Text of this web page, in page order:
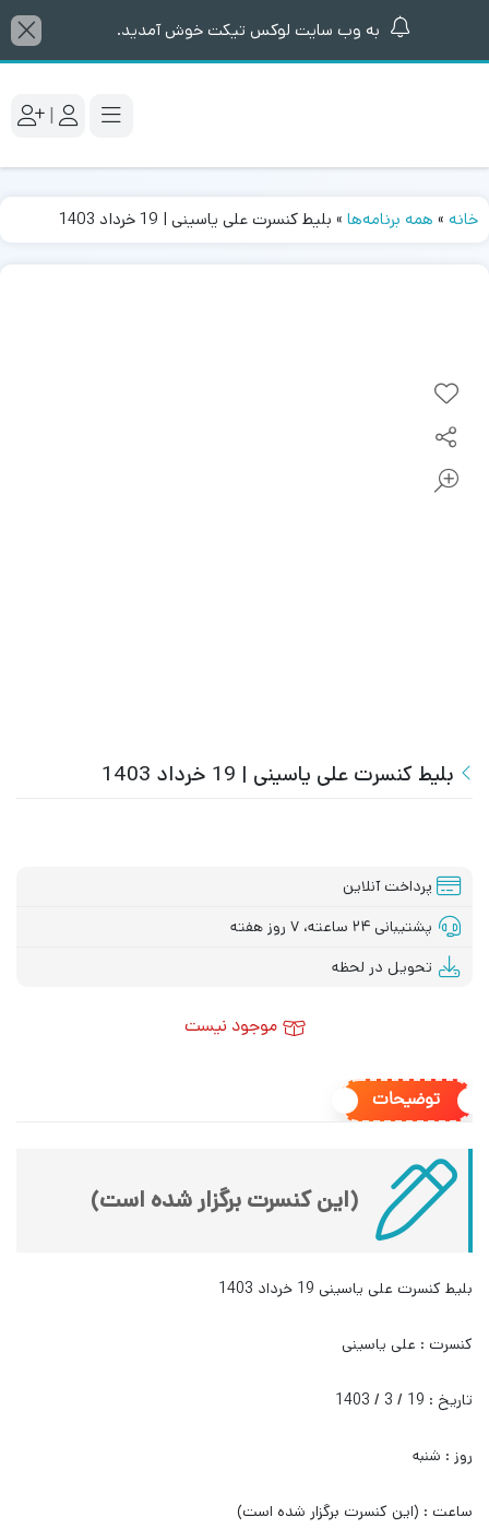
به وب سایت لوکس تیکت خوش آمدید.
|
خانه » همه برنامه‌ها » بلیط کنسرت علی یاسینی | 19 خرداد 1403
بلیط کنسرت علی یاسینی | 19 خرداد 1403
پرداخت آنلاین
پشتیبانی ۲۴ ساعته، ۷ روز هفته
تحویل در لحظه
موجود نیست
توضیحات
(این کنسرت برگزار شده است)
بلیط کنسرت علی یاسینی 19 خرداد 1403
کنسرت : علی یاسینی
تاریخ : 19 / 3 / 1403
روز : شنبه
ساعت : (این کنسرت برگزار شده است)